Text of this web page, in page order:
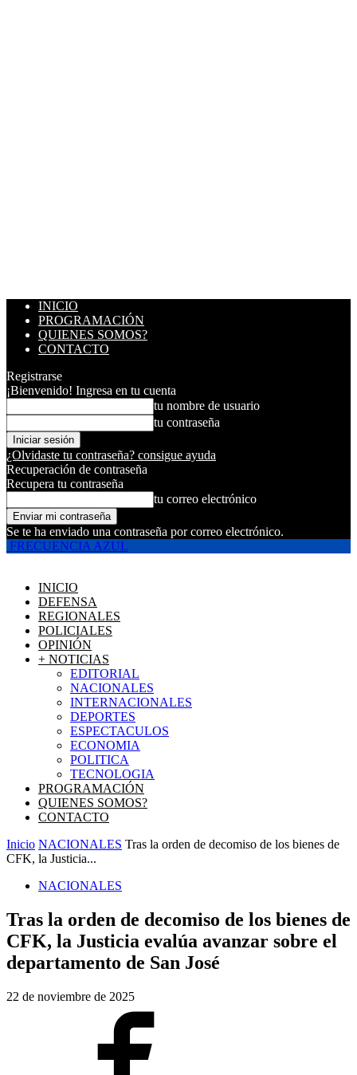
INICIO
PROGRAMACIÓN
QUIENES SOMOS?
CONTACTO
Registrarse
¡Bienvenido! Ingresa en tu cuenta
tu nombre de usuario
tu contraseña
¿Olvidaste tu contraseña? consigue ayuda
Recuperación de contraseña
Recupera tu contraseña
tu correo electrónico
Se te ha enviado una contraseña por correo electrónico.
FRECUENCIA AZUL
INICIO
DEFENSA
REGIONALES
POLICIALES
OPINIÓN
+ NOTICIAS
EDITORIAL
NACIONALES
INTERNACIONALES
DEPORTES
ESPECTACULOS
ECONOMIA
POLITICA
TECNOLOGIA
PROGRAMACIÓN
QUIENES SOMOS?
CONTACTO
Inicio NACIONALES Tras la orden de decomiso de los bienes de
CFK, la Justicia...
NACIONALES
Tras la orden de decomiso de los bienes de
CFK, la Justicia evalúa avanzar sobre el
departamento de San José
22 de noviembre de 2025